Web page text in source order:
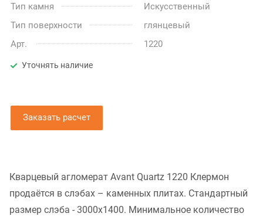
Тип камня
Искусственный
Тип поверхности
глянцевый
Арт.
1220
Уточнять наличие
Заказать расчет
Кварцевый агломерат Avant Quartz 1220 Клермон
продаётся в слэбах – каменных плитах. Стандартный
размер слэба - 3000x1400. Минимальное количество